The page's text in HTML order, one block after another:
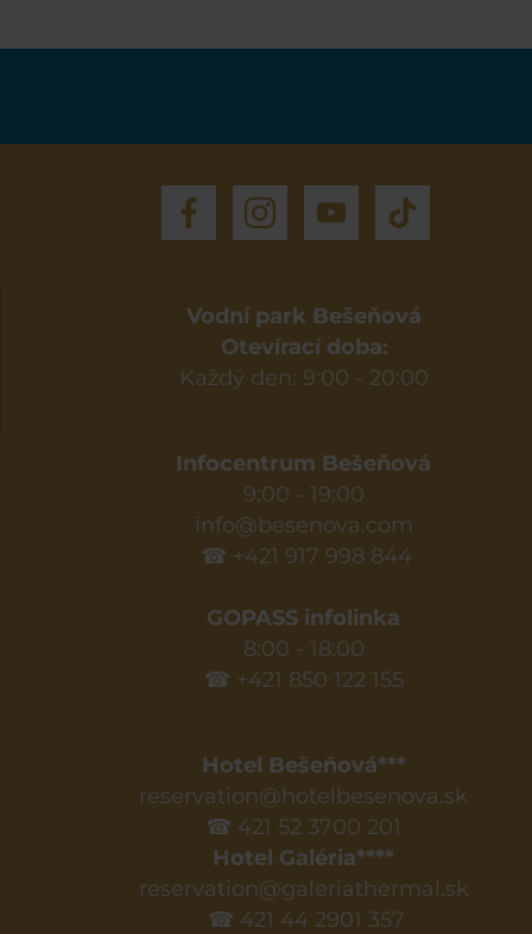
Vodní park Bešeňová
Otevírací doba:
Každý den: 9:00 - 20:00
Infocentrum Bešeňová
9:00 - 19:00
info@besenova.com
☎ +421 917 998 844
GOPASS infolinka
8:00 - 18:00
☎ +421 850 122 155
Hotel Bešeňová***
reservation@hotelbesenova.sk
☎ 421 52 3700 201
Hotel Galéria****
reservation@galeriathermal.sk
☎ 421 44 2901 357